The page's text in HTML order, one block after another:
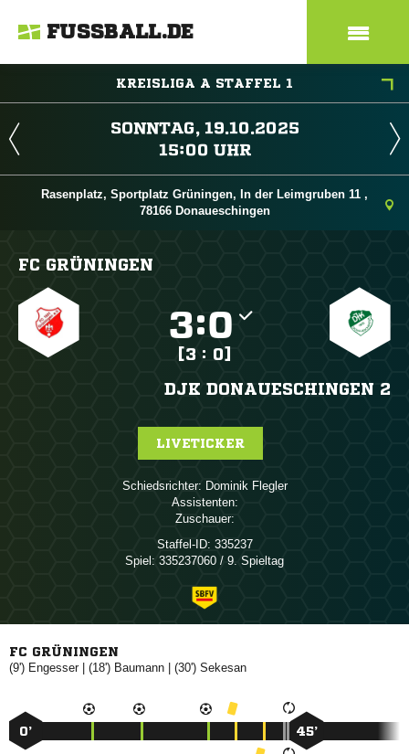
FUSSBALL.DE
KREISLIGA A STAFFEL 1
 
 
Rasenplatz, Sportplatz Grüningen, In der Leimgruben 11 ,
78166 Donaueschingen
FC GRÜNINGEN
:
[3 : 0]
DJK DONAUESCHINGEN 2
LIVETICKER
Schiedsrichter:  
Assistenten:
Zuschauer:
Staffel-ID: 335237
Spiel: 335237060 / 9. Spieltag
FC GRÜNINGEN
(9') | (18')  | (30') 
0’ 45’